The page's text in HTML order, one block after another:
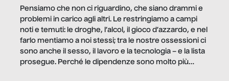
Pensiamo che non ci riguardino, che siano drammi e
problemi in carico agli altri. Le restringiamo a campi
noti e temuti: le droghe, l’alcol, il gioco d’azzardo, e nel
farlo mentiamo a noi stessi; tra le nostre ossessioni ci
sono anche il sesso, il lavoro e la tecnologia – e la lista
prosegue. Perché le dipendenze sono molto più